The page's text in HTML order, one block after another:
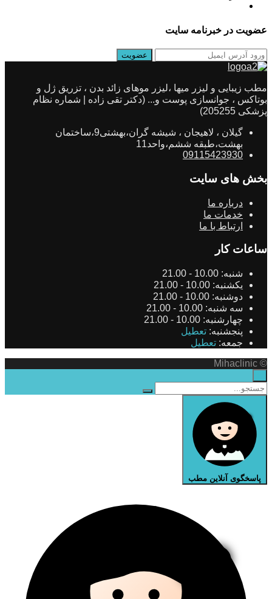
عضویت در خبرنامه سایت
مطب زیبایی و لیزر میها ،لیزر موهای زائد بدن ، تزریق ژل و
بوتاکس ، جوانسازی پوست و... (دکتر تقی زاده | شماره نظام
پزشکی 205255)
گیلان ، لاهیجان ، شیشه گران،بهشتی9،ساختمان
بهشت،طبقه ششم،واحد11
09115423930
بخش های سایت
درباره ما
خدمات ما
ارتباط با ما
ساعات کار
شنبه: 10.00 - 21.00
یکشنبه: 10.00 - 21.00
دوشنبه: 10.00 - 21.00
سه شنبه: 10.00 - 21.00
چهارشنبه: 10.00 - 21.00
پنجشنبه: تعطیل
جمعه: تعطیل
© Mihaclinic
پاسخگوی آنلاین مطب